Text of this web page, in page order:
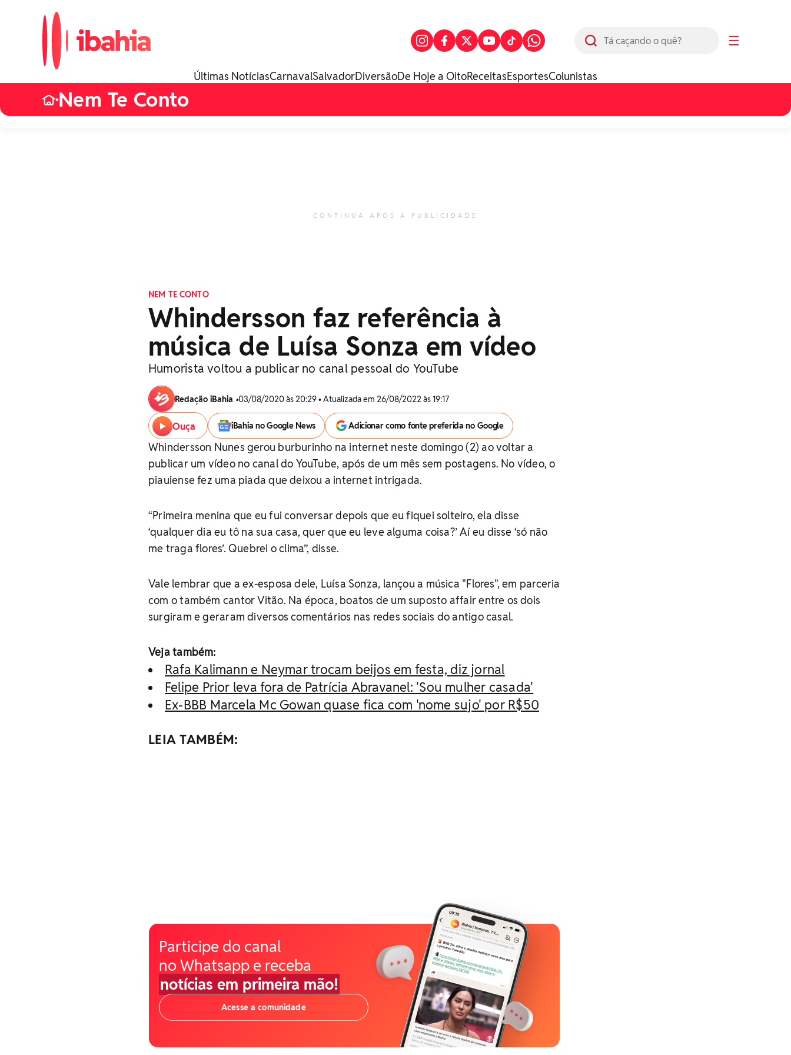
☰
Últimas NotíciasCarnavalSalvadorDiversãoDe Hoje a OitoReceitasEsportesColunistas
•Nem Te Conto
CONTINUA APÓS A PUBLICIDADE
NEM TE CONTO
Whindersson faz referência à
música de Luísa Sonza em vídeo
Humorista voltou a publicar no canal pessoal do YouTube
Redação iBahia •03/08/2020 às 20:29 • Atualizada em 26/08/2022 às 19:17
Ouça iBahia no Google News Adicionar como fonte preferida no Google
Whindersson Nunes gerou burburinho na internet neste domingo (2) ao voltar a
publicar um vídeo no canal do YouTube, após de um mês sem postagens. No vídeo, o
piauiense fez uma piada que deixou a internet intrigada.
“Primeira menina que eu fui conversar depois que eu fiquei solteiro, ela disse
‘qualquer dia eu tô na sua casa, quer que eu leve alguma coisa?’ Aí eu disse ‘só não
me traga flores’. Quebrei o clima”, disse.
Vale lembrar que a ex-esposa dele, Luísa Sonza, lançou a música "Flores", em parceria
com o também cantor Vitão. Na época, boatos de um suposto affair entre os dois
surgiram e geraram diversos comentários nas redes sociais do antigo casal.
Veja também:
Rafa Kalimann e Neymar trocam beijos em festa, diz jornal
Felipe Prior leva fora de Patrícia Abravanel: 'Sou mulher casada'
Ex-BBB Marcela Mc Gowan quase fica com 'nome sujo' por R$50
LEIA TAMBÉM:
Participe do canal
no Whatsapp e receba
notícias em primeira mão!
Acesse a comunidade